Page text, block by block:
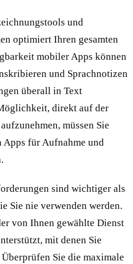
und
optimiert Ihren gesamten
mobiler Apps können
und Sprachnotizen
überall in Text
direkt auf der
müssen Sie
Apps für Aufnahme und
sind wichtiger als
Sie nie verwenden werden.
von Ihnen gewählte Dienst
mit denen Sie
Sie die maximale